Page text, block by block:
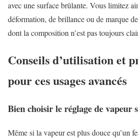
avec une surface brûlante. Vous limitez
déformation, de brillance ou de marque
dont la composition n’est pas toujours
Conseils d’utilisation et
pour ces usages avancés
Bien choisir le réglage de vapeur
Même si la vapeur est plus douce qu’un